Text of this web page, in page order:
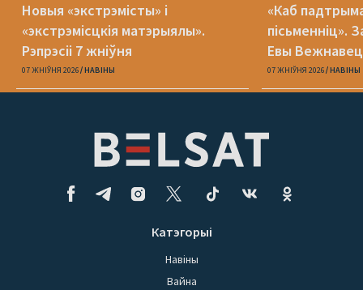
Новыя «экстрэмісты» і
«экстрэмісцкія матэрыялы».
Рэпрэсіі 7 жніўня
07 ЖНІЎНЯ 2026 НАВІНЫ
«Каб
пісьменніц».
Евы Вежнавец
07 ЖНІЎНЯ 2026 НАВІНЫ
Катэгорыі
Навіны
Вайна